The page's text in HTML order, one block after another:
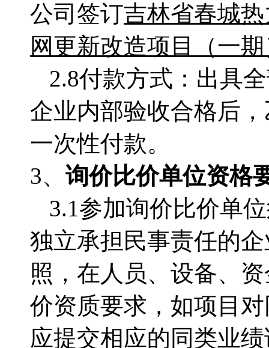
公司签订吉林省春城
网更新改造项目（一
2.8付款方式：出具
企业内部验收合格后
一次性付款。
3、 询价比价单位资格
3.1参加询价比价单
独立承担民事责任的
照，在人员、设备、
价资质要求，如项目
应提交相应的同类业